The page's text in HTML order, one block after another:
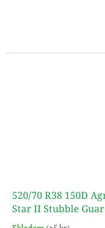
520/70 R38 150D
Star II Stubble
ALLIANCE